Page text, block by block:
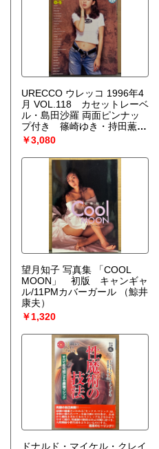
URECCO ウレッコ 1996年4
月 VOL.118 カセットレーベ
ル・島田沙羅 両面ピンナッ
プ付き 篠崎ゆき・持田薫・
田崎由紀・小室りりか・香取
さやか・植田真奈・浜田ル
ミ・土方ひかる・上白土奈緒
子・川瀬なを・北原梨奈・矢
吹まりな・麻生早苗・水野真
樹・小枝樹由布・宍戸留美
￥3,080
望月知子 写真集 「COOL
MOON」 初版 キャンギャ
ル/11PMカバーガール
（鯨井
康夫）
￥1,320
ドナルド・マイケル・クレイ